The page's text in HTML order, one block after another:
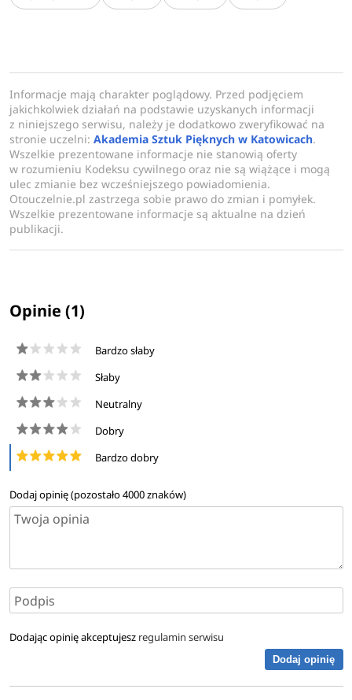
od projektantów produktu po UX i UI Designerów. Wzornictwo to
Informacje mają charakter poglądowy. Przed podjęciem
jakichkolwiek działań na podstawie uzyskanych informacji
z niniejszego serwisu, należy je dodatkowo zweryfikować na
stronie uczelni:Akademia Sztuk Pięknych w Katowicach.
Wszelkie prezentowane informacje nie stanowią oferty
w rozumieniu Kodeksu cywilnego oraz nie są wiążące i mogą
ulec zmianie bez wcześniejszego powiadomienia.
Otouczelnie.pl zastrzega sobie prawo do zmian i pomyłek.
Wszelkie prezentowane informacje są aktualne na dzień
publikacji.
Opinie (1)
Bardzo słaby
Słaby
Neutralny
Dobry
Bardzo dobry
Dodaj opinię (pozostało4000znaków)
Dodając opinię akceptujesz regulamin serwisu
Dodaj opinię